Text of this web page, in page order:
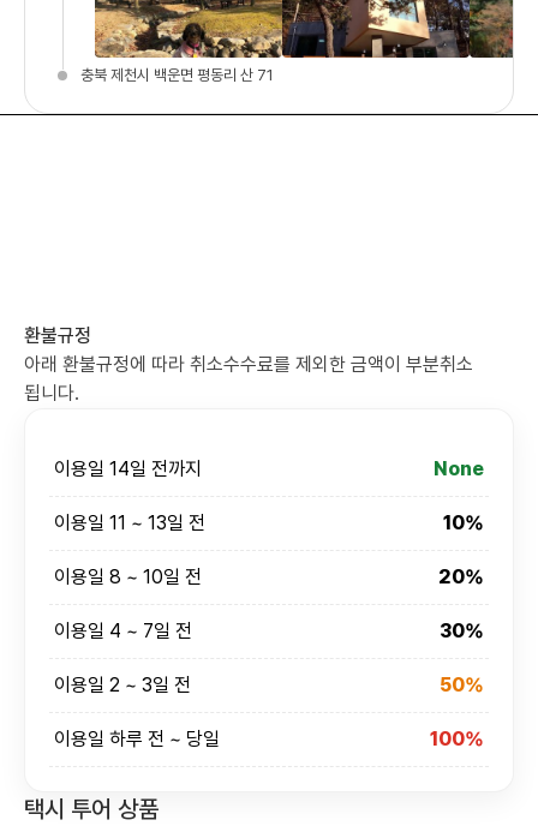
충북 제천시 백운면 평동리 산 71
환불규정
아래 환불규정에 따라 취소수수료를 제외한 금액이 부분취소
됩니다.
이용일 14일 전까지 None
이용일 11 ~ 13일 전 10%
이용일 8 ~ 10일 전 20%
이용일 4 ~ 7일 전 30%
이용일 2 ~ 3일 전 50%
이용일 하루 전 ~ 당일 100%
택시 투어 상품